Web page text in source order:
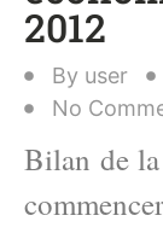
2012
By user
No
Bilan de